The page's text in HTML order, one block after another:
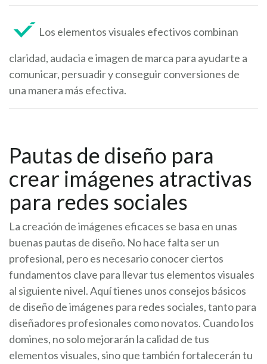
Los elementos visuales efectivos combinan
claridad, audacia e imagen de marca para ayudarte a
comunicar, persuadir y conseguir conversiones de
una manera más efectiva.
Pautas de diseño para
crear imágenes atractivas
para redes sociales
La creación de imágenes eficaces se basa en unas
buenas pautas de diseño. No hace falta ser un
profesional, pero es necesario conocer ciertos
fundamentos clave para llevar tus elementos visuales
al siguiente nivel. Aquí tienes unos consejos básicos
de diseño de imágenes para redes sociales, tanto para
diseñadores profesionales como novatos. Cuando los
domines, no solo mejorarán la calidad de tus
elementos visuales, sino que también fortalecerán tu